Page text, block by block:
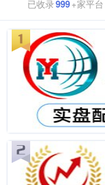
已收录999+家平台